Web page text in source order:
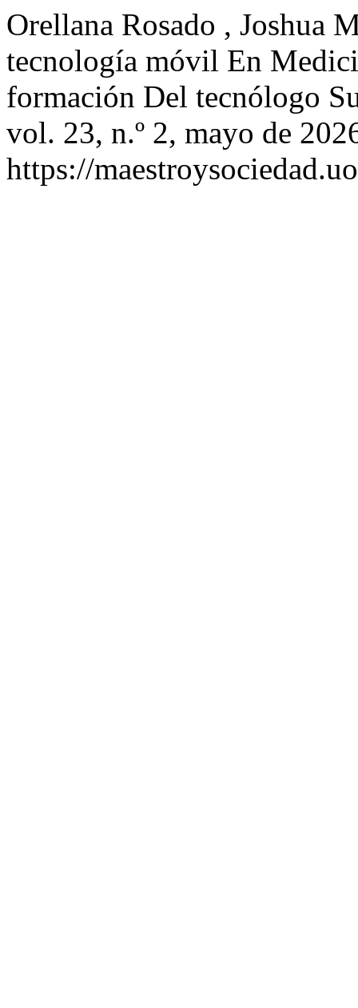
Orellana Rosado , Joshua
tecnología móvil En
formación Del tecnólogo
vol. 23, n.º 2, mayo de
https://